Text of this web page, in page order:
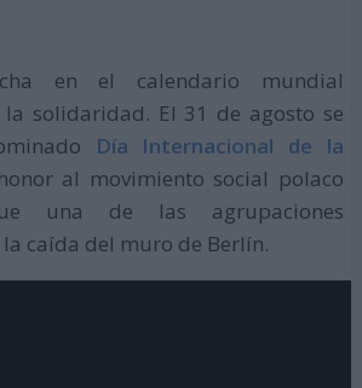
en el calendario mundial
la solidaridad. El 31 de agosto se
Día Internacional de la
al movimiento social polaco
una de las agrupaciones
caída del muro de Berlín.